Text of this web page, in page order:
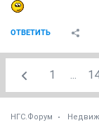
ОТВЕТИТЬ
1 ...
НГС.Форум